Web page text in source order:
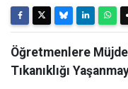
Öğretmenlere
Tıkanıklığı